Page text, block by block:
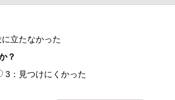
立たなかった
？
3：見つけにくかった